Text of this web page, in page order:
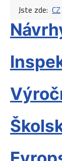
Jste zde: CZ